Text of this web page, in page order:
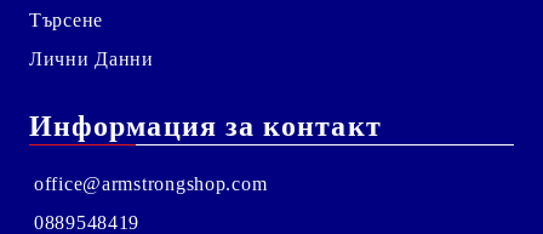
Търсене
Лични Данни
Информация за контакт
office@armstrongshop.com
0889548419